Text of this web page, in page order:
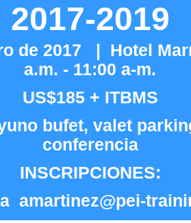
2017-2019
de 2017 | Hotel
a.m. - 11:00 a-m.
US$185 + ITBMS
bufet, valet
conferencia
INSCRIPCIONES:
amartinez@pei-